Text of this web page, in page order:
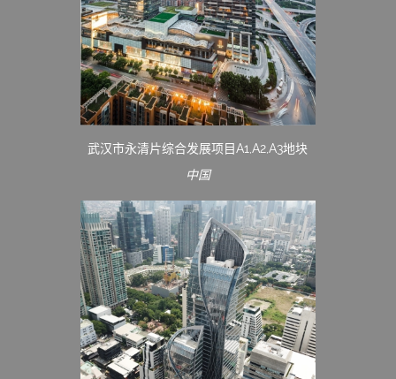
武汉市永清片综合发展项目A1,A2,A3地块
中国